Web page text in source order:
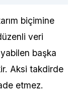
biçimine
veri
başka
Aksi takdirde
etmez.